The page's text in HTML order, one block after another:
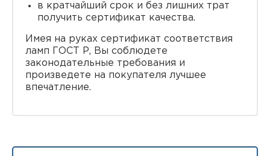
в кратчайший срок и без лишних трат
получить сертификат качества.
Имея на руках сертификат соответствия
ламп ГОСТ Р, Вы соблюдете
законодательные требования и
произведете на покупателя лучшее
впечатление.